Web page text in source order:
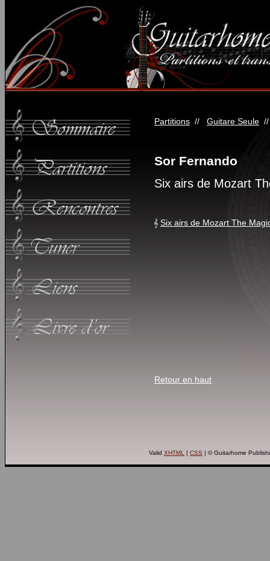
Partitions // Guitare Seule
Sor Fernando
Six airs de Mozart
Six airs de Mozart The
Retour en haut
Valid XHTML | CSS | © Guitarhome